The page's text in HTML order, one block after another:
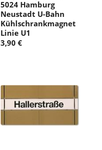
5024 Hamburg
Neustadt U-Bahn
Kühlschrankmagnet
Linie U1
3,90 €